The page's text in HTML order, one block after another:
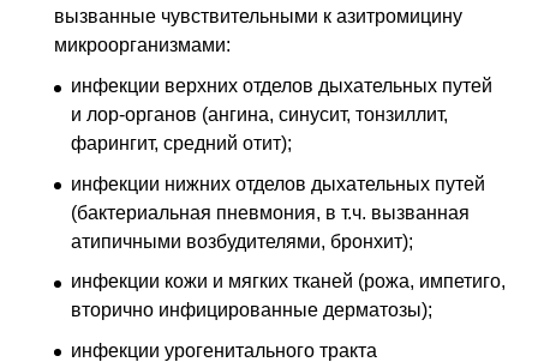
вызванные чувствительными к азитромицину
микроорганизмами:
инфекции верхних отделов дыхательных путей
и лор-органов (ангина, синусит, тонзиллит,
фарингит, средний отит);
инфекции нижних отделов дыхательных путей
(бактериальная пневмония, в т.ч. вызванная
атипичными возбудителями, бронхит);
инфекции кожи и мягких тканей (рожа, импетиго,
вторично инфицированные дерматозы);
инфекции урогенитального тракта